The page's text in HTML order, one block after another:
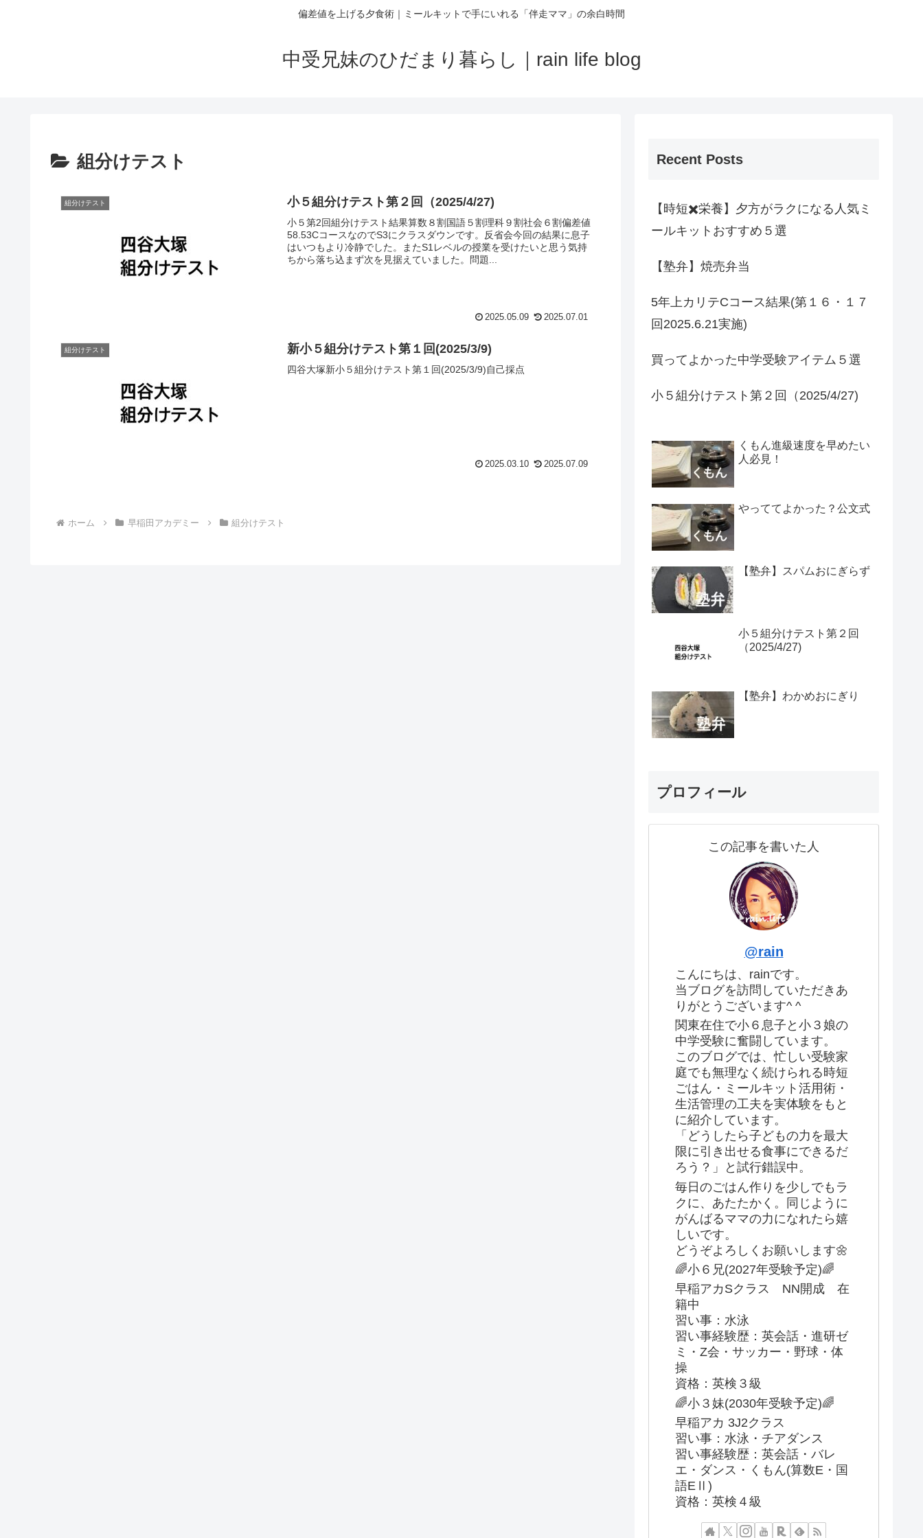
偏差値を上げる夕食術｜ミールキットで手にいれる「伴走ママ」の余白時間
中受兄妹のひだまり暮らし｜rain life blog
組分けテスト
組分けテスト 小５組分けテスト第２回（2025/4/27)
小５第2回組分けテスト結果算数８割国語５割理科９割社会６割偏差値
58.53CコースなのでS3にクラスダウンです。反省会今回の結果に息子
はいつもより冷静でした。またS1レベルの授業を受けたいと思う気持
ちから落ち込まず次を見据えていました。問題...
2025.05.09 2025.07.01
組分けテスト 新小５組分けテスト第１回(2025/3/9)
四谷大塚新小５組分けテスト第１回(2025/3/9)自己採点
2025.03.10 2025.07.09
ホーム 早稲田アカデミー 組分けテスト
Recent Posts
【時短✖️栄養】夕方がラクになる人気ミ
ールキットおすすめ５選
【塾弁】焼売弁当
5年上カリテCコース結果(第１６・１７
回2025.6.21実施)
買ってよかった中学受験アイテム５選
小５組分けテスト第２回（2025/4/27)
くもん進級速度を早めたい
人必見！
やっててよかった？公文式
【塾弁】スパムおにぎらず
小５組分けテスト第２回
（2025/4/27)
【塾弁】わかめおにぎり
プロフィール
この記事を書いた人
@rain
こんにちは、rainです。
当ブログを訪問していただきあ
りがとうございます^ ^
関東在住で小６息子と小３娘の
中学受験に奮闘しています。
このブログでは、忙しい受験家
庭でも無理なく続けられる時短
ごはん・ミールキット活用術・
生活管理の工夫を実体験をもと
に紹介しています。
「どうしたら子どもの力を最大
限に引き出せる食事にできるだ
ろう？」と試行錯誤中。
毎日のごはん作りを少しでもラ
クに、あたたかく。同じように
がんばるママの力になれたら嬉
しいです。
どうぞよろしくお願いします🌼
🌈小６兄(2027年受験予定)🌈
早稲アカSクラス NN開成 在
籍中
習い事：水泳
習い事経験歴：英会話・進研ゼ
ミ・Z会・サッカー・野球・体
操
資格：英検３級
🌈小３妹(2030年受験予定)🌈
早稲アカ 3J2クラス
習い事：水泳・チアダンス
習い事経験歴：英会話・バレ
エ・ダンス・くもん(算数E・国
語EⅡ)
資格：英検４級